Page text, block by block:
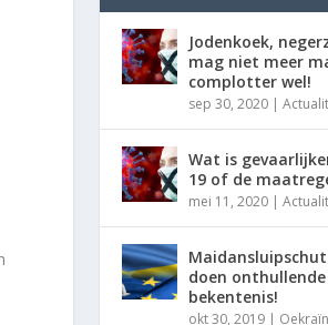
Jodenkoek,
mag niet meer
complotter wel!
sep 30, 2020 |
Wat is
19 of de
mei 11, 2020 |
doen onthullende
bekentenis!
okt 30, 2019 |